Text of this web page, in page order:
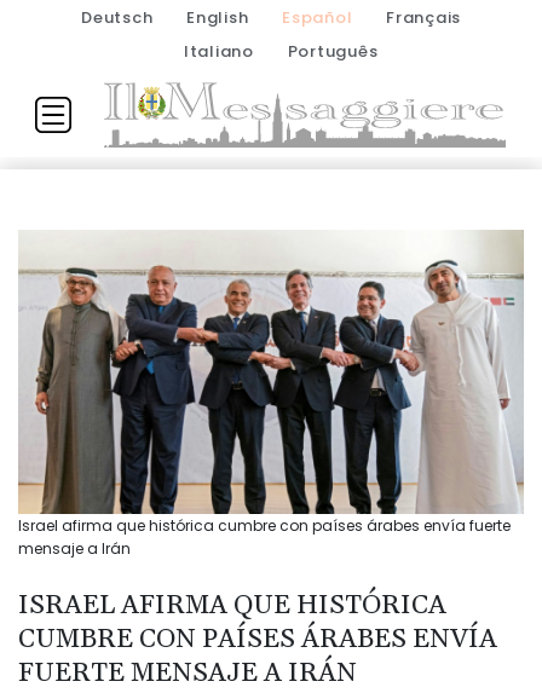
Deutsch English Español
Français
Italiano
Português
Israel afirma que histórica cumbre con países árabes envía fuerte
mensaje a Irán
ISRAEL AFIRMA QUE HISTÓRICA
CUMBRE CON PAÍSES ÁRABES ENVÍA
FUERTE MENSAJE A IRÁN